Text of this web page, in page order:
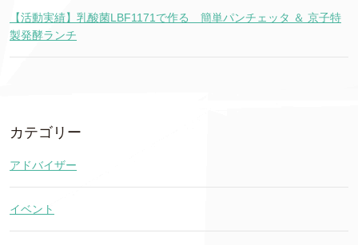
【活動実績】乳酸菌LBF1171で作る 簡単パンチェッタ ＆ 京子特
製発酵ランチ
カテゴリー
アドバイザー
イベント